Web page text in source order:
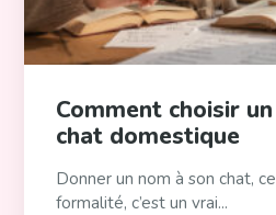
Comment choisir
chat domestique
Donner un nom à son chat,
formalité, c’est un vrai...